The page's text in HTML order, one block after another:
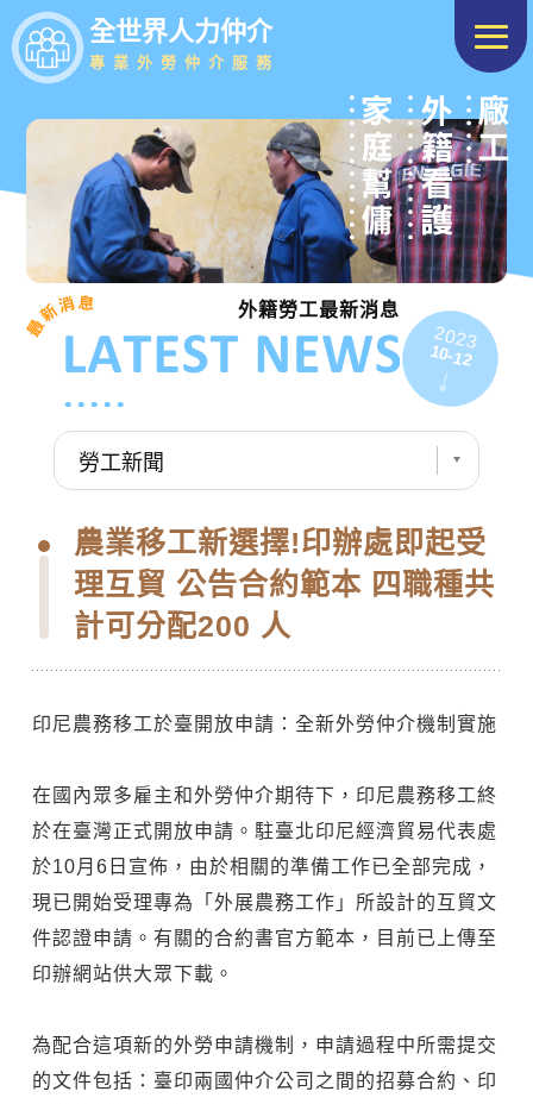
全世界人力仲介
專業外勞仲介服務
外籍勞工最新消息
2023
10-12
農業移工新選擇!印辦處即起受
理互貿 公告合約範本 四職種共
計可分配200 人
印尼農務移工於臺開放申請：全新外勞仲介機制實施
在國內眾多雇主和外勞仲介期待下，印尼農務移工終
於在臺灣正式開放申請。駐臺北印尼經濟貿易代表處
於10月6日宣佈，由於相關的準備工作已全部完成，
現已開始受理專為「外展農務工作」所設計的互貿文
件認證申請。有關的合約書官方範本，目前已上傳至
印辦網站供大眾下載。
為配合這項新的外勞申請機制，申請過程中所需提交
的文件包括：臺印兩國仲介公司之間的招募合約、印